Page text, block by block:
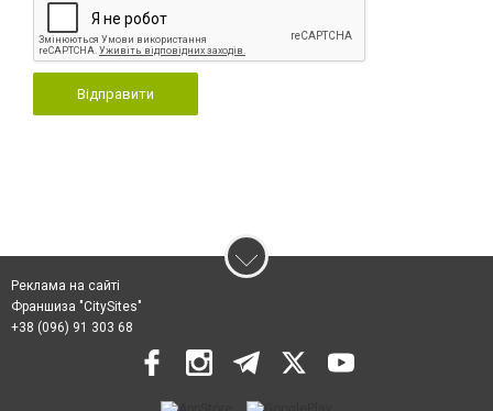
Відправити
Реклама на сайті
Франшиза "CitySites"
+38 (096) 91 303 68